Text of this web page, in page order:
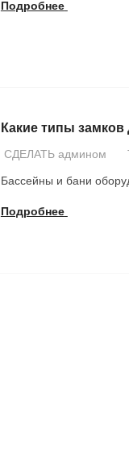
Подробнее
Какие типы
СДЕЛАТЬ админом
Бассейны и бани
Подробнее